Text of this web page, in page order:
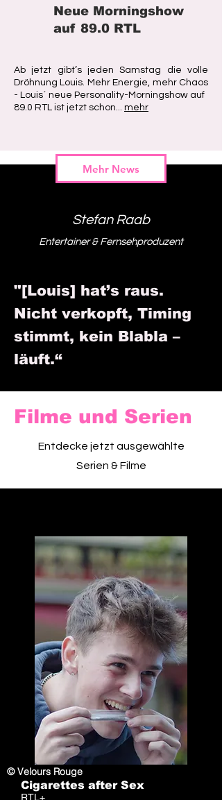
Neue Morningshow
auf 89.0 RTL
Ab jetzt gibt’s jeden Samstag die volle
Dröhnung Louis. Mehr Energie, mehr Chaos
- Louis´ neue Personality-Morningshow auf
89.0 RTL ist jetzt schon... mehr
Mehr News
Stefan Raab
Entertainer & Fernsehproduzent
"[Louis] hat’s raus.
Nicht verkopft, Timing
stimmt, kein Blabla –
läuft.“
Filme und Serien
Entdecke jetzt ausgewählte
Serien & Filme
Cigarettes after Sex
RTL+
© Velours Rouge